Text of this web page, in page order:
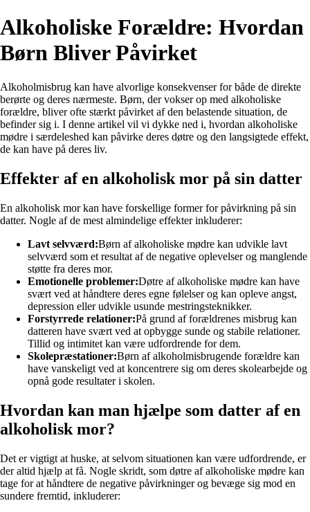
Alkoholiske Forældre: Hvordan
Børn Bliver Påvirket
Alkoholmisbrug kan have alvorlige konsekvenser for både de direkte
berørte og deres nærmeste. Børn, der vokser op med alkoholiske
forældre, bliver ofte stærkt påvirket af den belastende situation, de
befinder sig i. I denne artikel vil vi dykke ned i, hvordan alkoholiske
mødre i særdeleshed kan påvirke deres døtre og den langsigtede effekt,
de kan have på deres liv.
Effekter af en alkoholisk mor på sin datter
En alkoholisk mor kan have forskellige former for påvirkning på sin
datter. Nogle af de mest almindelige effekter inkluderer:
Lavt selvværd:Børn af alkoholiske mødre kan udvikle lavt
selvværd som et resultat af de negative oplevelser og manglende
støtte fra deres mor.
Emotionelle problemer:Døtre af alkoholiske mødre kan have
svært ved at håndtere deres egne følelser og kan opleve angst,
depression eller udvikle usunde mestringsteknikker.
Forstyrrede relationer:På grund af forældrenes misbrug kan
datteren have svært ved at opbygge sunde og stabile relationer.
Tillid og intimitet kan være udfordrende for dem.
Skolepræstationer:Børn af alkoholmisbrugende forældre kan
have vanskeligt ved at koncentrere sig om deres skolearbejde og
opnå gode resultater i skolen.
Hvordan kan man hjælpe som datter af en
alkoholisk mor?
Det er vigtigt at huske, at selvom situationen kan være udfordrende, er
der altid hjælp at få. Nogle skridt, som døtre af alkoholiske mødre kan
tage for at håndtere de negative påvirkninger og bevæge sig mod en
sundere fremtid, inkluderer: